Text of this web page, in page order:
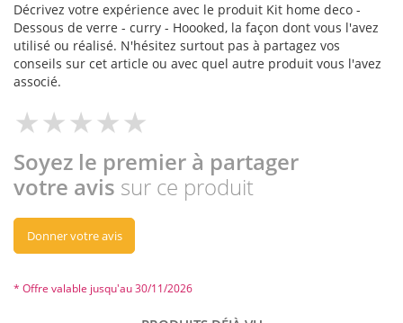
Décrivez votre expérience avec le produit Kit home deco -
Dessous de verre - curry - Hoooked, la façon dont vous l'avez
utilisé ou réalisé. N'hésitez surtout pas à partagez vos
conseils sur cet article ou avec quel autre produit vous l'avez
associé.
Soyez le premier à partager
votre avis sur ce produit
Donner votre avis
* Offre valable jusqu'au 30/11/2026